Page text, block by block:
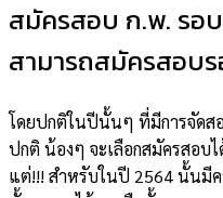
สมัครสอบ ก.พ. รอ
สามารถสมัครสอบ
โดยปกติในปีนั้นๆ ที่มีการจัดส
ปกติ น้องๆ จะเลือกสมัครสอ
แต่!!! สำหรับในปี 2564 นั้นมี